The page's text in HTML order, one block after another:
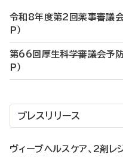
令和8年度第2回薬事審議
P）
第66回厚生科学審議会予防
P）
プレスリリース
ヴィーブヘルスケア、2剤レ